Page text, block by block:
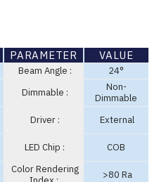
PARAMETER VALUE
Beam Angle :
24°
Dimmable :
Non-
Dimmable
Driver :
External
LED Chip :
COB
Color Rendering
>80 Ra